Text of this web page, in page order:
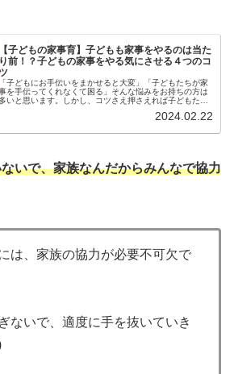
【子どもの家事育】子どもも家事をやるのは当た
り前！？子どもの家事をやる気にさせる４つのコ
「子どもにお手伝いをまかせると大変」「子どもたちが家
を手伝ってくれなくて困る」そんな悩みをお持ちの方は
多いと思います。しかし、コツさえ押さえれば子どもたち
2024.02.22
いで、家族なんだからみんなで協力
は、家族の協力が必要不可欠で
ないで、適度に手を抜いていき